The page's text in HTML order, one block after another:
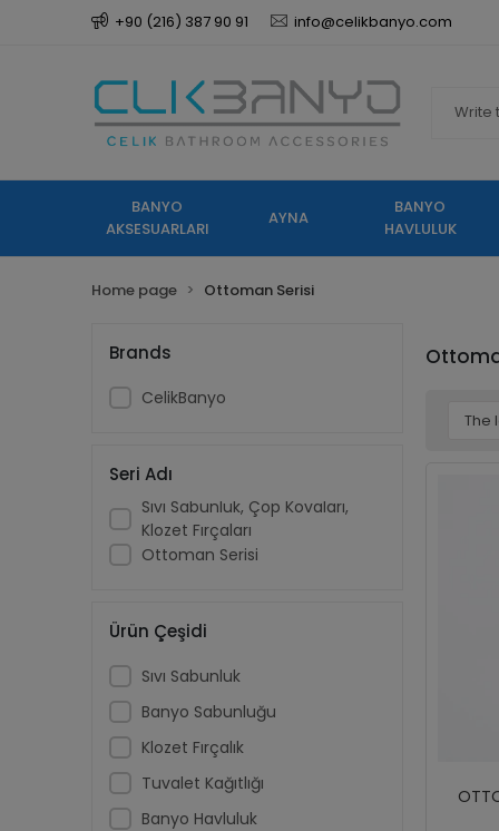
+90 (216) 387 90 91 info@celikbanyo.com
BANYO
AKSESUARLARI
AYNA
BANYO
HAVLULUK
Home page Ottoman Serisi
Brands
CelikBanyo
Seri Adı
Sıvı Sabunluk, Çöp Kovaları,
Klozet Fırçaları
Ottoman Serisi
Ürün Çeşidi
Sıvı Sabunluk
Banyo Sabunluğu
Klozet Fırçalık
Tuvalet Kağıtlığı
Banyo Havluluk